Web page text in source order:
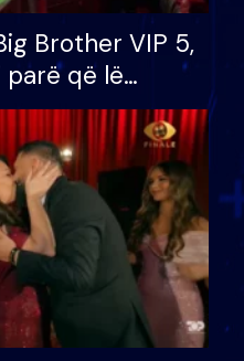
Brother VIP 5,
parë që lë
mundësinë për